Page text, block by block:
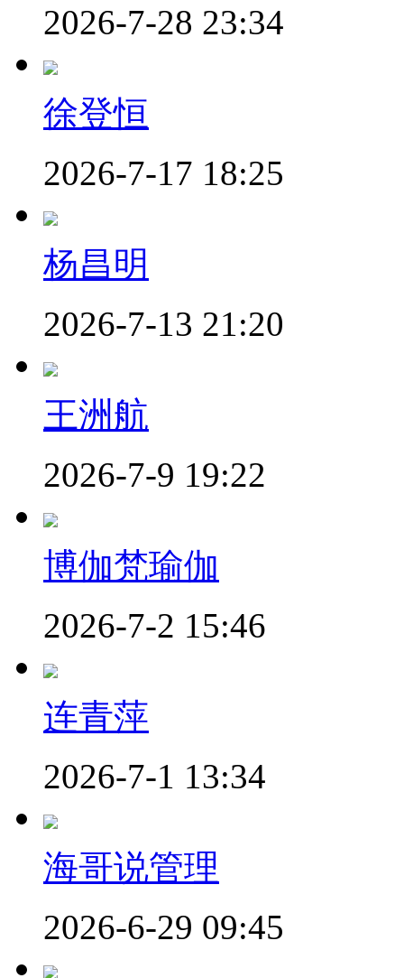
2026-7-28 23:34
徐登恒
2026-7-17 18:25
杨昌明
2026-7-13 21:20
王洲航
2026-7-9 19:22
博伽梵瑜伽
2026-7-2 15:46
连青萍
2026-7-1 13:34
海哥说管理
2026-6-29 09:45